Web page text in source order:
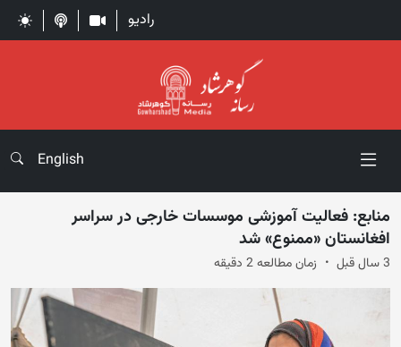
رادیو
English
منابع: فعالیت آموزشی موسسات خارجی در سراسر
افغانستان «ممنوع» شد
3 سال قبل زمان مطالعه 2 دقیقه